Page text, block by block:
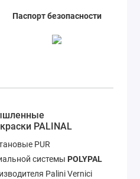
Паспорт безопасности
PALINAL
PUR
системы POLYPAL
Palini Vernici